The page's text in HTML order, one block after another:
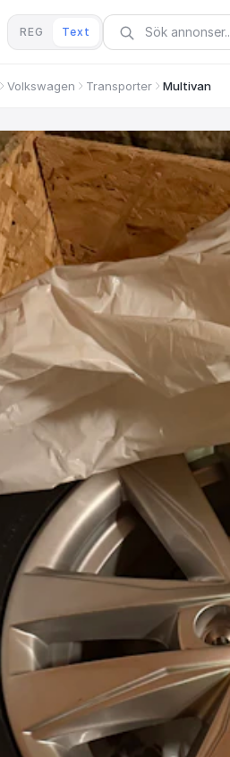
REG Text
Volkswagen Transporter Multivan